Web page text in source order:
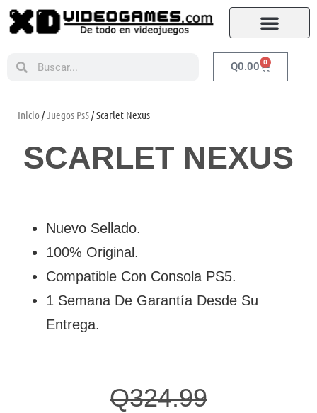
Q0.00 0
Inicio /Juegos Ps5/ Scarlet Nexus
SCARLET NEXUS
Nuevo Sellado.
100% Original.
Compatible Con Consola PS5.
1 Semana De Garantía Desde Su
Entrega.
Q324.99